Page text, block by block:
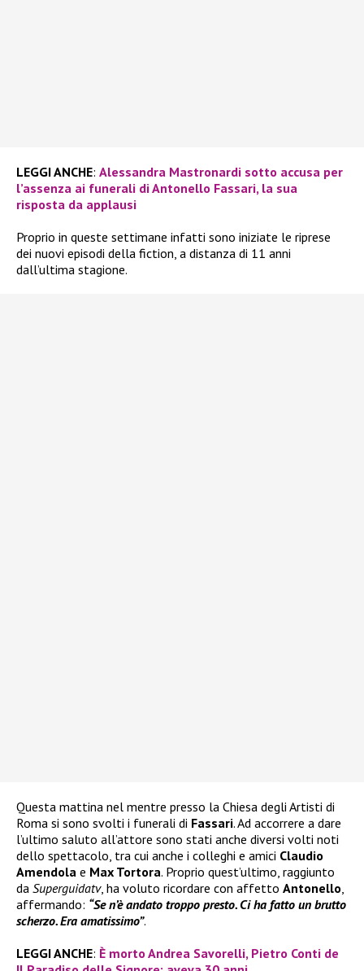
LEGGI ANCHE: Alessandra Mastronardi sotto accusa per
l’assenza ai funerali di Antonello Fassari, la sua
risposta da applausi
Proprio in queste settimane infatti sono iniziate le riprese
dei nuovi episodi della fiction, a distanza di 11 anni
dall’ultima stagione.
Questa mattina nel mentre presso la Chiesa degli Artisti di
Roma si sono svolti i funerali di Fassari. Ad accorrere a dare
l’ultimo saluto all’attore sono stati anche diversi volti noti
dello spettacolo, tra cui anche i colleghi e amici Claudio
Amendola e Max Tortora. Proprio quest’ultimo, raggiunto
da Superguidatv, ha voluto ricordare con affetto Antonello
affermando: “Se n’è andato troppo presto. Ci ha fatto un brutto
scherzo. Era amatissimo”.
LEGGI ANCHE: È morto Andrea Savorelli, Pietro Conti de